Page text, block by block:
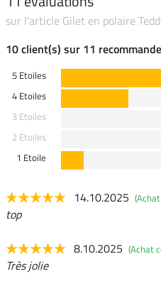
sur l'article Gilet en polaire
10 client(s) sur 11
5 Etoiles
4 Etoiles
3 Etoiles
2 Etoiles
1 Etoile
14.10.2025
top
8.10.2025 (Achat
Très jolie